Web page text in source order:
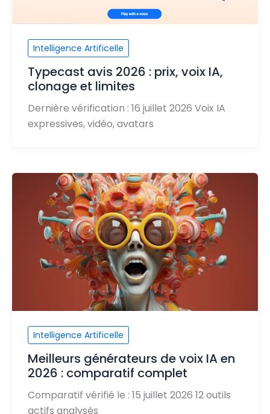
Intelligence Artificelle
Typecast avis 2026 : prix, voix IA,
clonage et limites
Dernière vérification : 16 juillet 2026 Voix IA
expressives, vidéo, avatars
Intelligence Artificelle
Meilleurs générateurs de voix IA en
2026 : comparatif complet
Comparatif vérifié le : 15 juillet 2026 12 outils
actifs analysés